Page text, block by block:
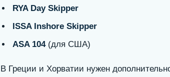
RYA Day Skipper
ISSA Inshore Skipper
ASA 104(для США)
В Греции и Хорватии нужен